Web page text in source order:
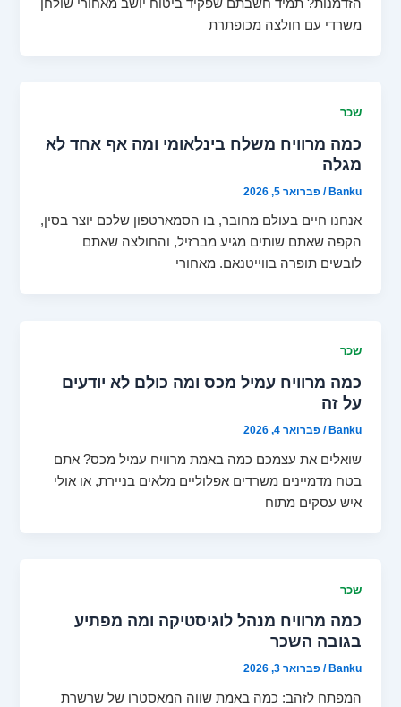
הזדמנות? תמיד חשבתם שפקיד ביטוח יושב מאחורי שולחן
משרדי עם חולצה מכופתרת
שכר
כמה מרוויח משלח בינלאומי ומה אף אחד לא
מגלה
Banku
/פברואר 5, 2026
אנחנו חיים בעולם מחובר, בו הסמארטפון שלכם יוצר בסין,
הקפה שאתם שותים מגיע מברזיל, והחולצה שאתם
לובשים תופרה בווייטנאם. מאחורי
שכר
כמה מרוויח עמיל מכס ומה כולם לא יודעים
על זה
Banku
/פברואר 4, 2026
שואלים את עצמכם כמה באמת מרוויח עמיל מכס? אתם
בטח מדמיינים משרדים אפלוליים מלאים בניירת, או אולי
איש עסקים מתוח
שכר
כמה מרוויח מנהל לוגיסטיקה ומה מפתיע
בגובה השכר
Banku
/פברואר 3, 2026
המפתח לזהב: כמה באמת שווה המאסטרו של שרשרת